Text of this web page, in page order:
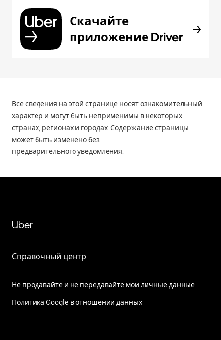
Скачайте
приложение Driver
Все сведения на этой странице носят ознакомительный
характер и могут быть неприменимы в некоторых
странах, регионах и городах. Содержание страницы
может быть изменено без
предварительного уведомления.
Uber
Справочный центр
Не продавайте и не передавайте мои личные данные
Политика Google в отношении данных